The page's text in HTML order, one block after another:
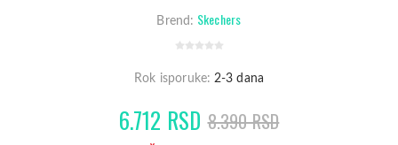
Brend: Skechers
Rok isporuke: 2-3 dana
6.712 RSD 8.390 RSD